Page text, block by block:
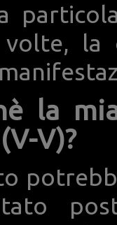
la
la
V)?